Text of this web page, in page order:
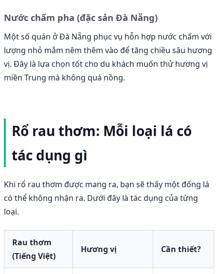
Nước chấm pha (đặc sản Đà Nẵng)
Một số quán ở Đà Nẵng phục vụ hỗn hợp nước chấm với
lượng nhỏ mắm nêm thêm vào để tăng chiều sâu hương
vị. Đây là lựa chọn tốt cho du khách muốn thử hương vị
miền Trung mà không quá nồng.
Rổ rau thơm: Mỗi loại lá có
tác dụng gì
Khi rổ rau thơm được mang ra, bạn sẽ thấy một đống lá
có thể không nhận ra. Dưới đây là tác dụng của từng
loại.
Rau thơm
(Tiếng Việt)
Hương vị Cần thiết?